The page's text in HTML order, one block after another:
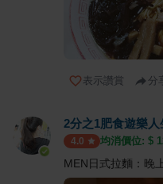
表示讚賞 分
2分之1肥食遊樂人
4.0 均消價位: $
MEN日式拉麵：晚